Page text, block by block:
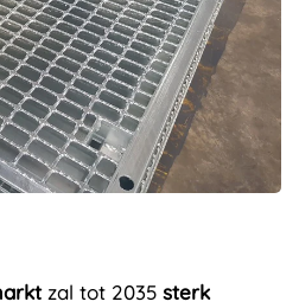
zal tot 2035 sterk